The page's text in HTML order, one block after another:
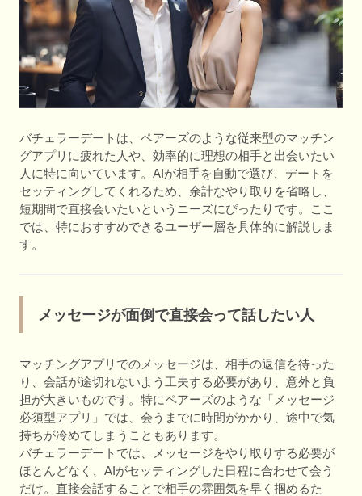
バチェラーデートは、ペアーズのような従来型のマッチン
グアプリに疲れた人や、効率的に理想の相手と出会いたい
人に特に向いています。AIが相手を自動で選び、デートを
セッティングしてくれるため、余計なやり取りを省略し、
短期間で直接会いたいというニーズにぴったりです。ここ
では、特におすすめできるユーザー層を具体的に解説しま
す。
メッセージが面倒で直接会って話したい人
マッチングアプリでのメッセージは、相手の返信を待った
り、会話が途切れないよう工夫する必要があり、意外と負
担が大きいものです。特にペアーズのような「メッセージ
必須型アプリ」では、会うまでに時間がかかり、途中で気
持ちが冷めてしまうこともあります。
バチェラーデートでは、メッセージをやり取りする必要が
ほとんどなく、AIがセッティングした日程に合わせて会う
だけ。直接会話することで相手の雰囲気を早く掴めるた